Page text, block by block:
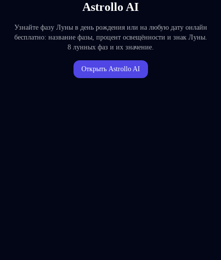
Astrollo AI
Узнайте фазу Луны в день рождения или на любую дату онлайн
бесплатно: название фазы, процент освещённости и знак Луны.
8 лунных фаз и их значение.
Открыть Astrollo AI